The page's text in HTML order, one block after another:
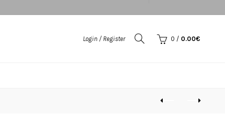
Login / Register 0 / 0.00€